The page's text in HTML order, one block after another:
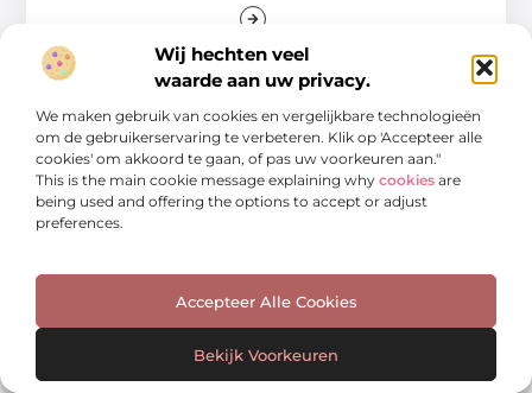
Wij hechten veel
waarde aan uw privacy.
We maken gebruik van cookies en vergelijkbare technologieën
om de gebruikerservaring te verbeteren. Klik op 'Accepteer alle
cookies' om akkoord te gaan, of pas uw voorkeuren aan."
This is the main cookie message explaining why cookies are
being used and offering the options to accept or adjust
preferences.
Accepteer Alle Cookies
Bekijk Voorkeuren
AANBIEDINGEN
Ontdek de wereld van huishoudelijke